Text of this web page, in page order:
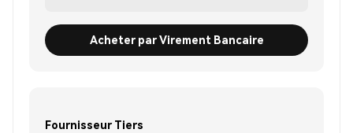
Acheter par Virement Bancaire
Fournisseur Tiers